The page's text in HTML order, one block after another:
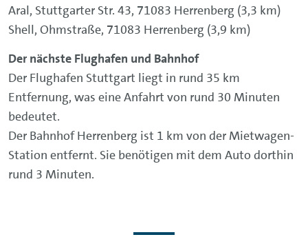
Aral, Stuttgarter Str. 43, 71083 Herrenberg (3,3 km)
Shell, Ohmstraße, 71083 Herrenberg (3,9 km)
Der nächste Flughafen und Bahnhof
Der Flughafen Stuttgart liegt in rund 35 km
Entfernung, was eine Anfahrt von rund 30 Minuten
bedeutet.
Der Bahnhof Herrenberg ist 1 km von der Mietwagen-
Station entfernt. Sie benötigen mit dem Auto dorthin
rund 3 Minuten.